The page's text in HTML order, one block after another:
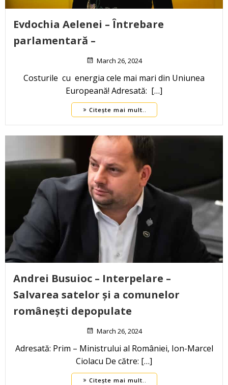
Evdochia Aelenei – Întrebare
parlamentară –
March 26, 2024
Costurile cu energia cele mai mari din Uniunea
Europeană! Adresată: […]
Citește mai mult..
Andrei Busuioc – Interpelare –
Salvarea satelor și a comunelor
românești depopulate
March 26, 2024
Adresată: Prim – Ministrului al României, Ion-Marcel
Ciolacu De către: […]
Citește mai mult..